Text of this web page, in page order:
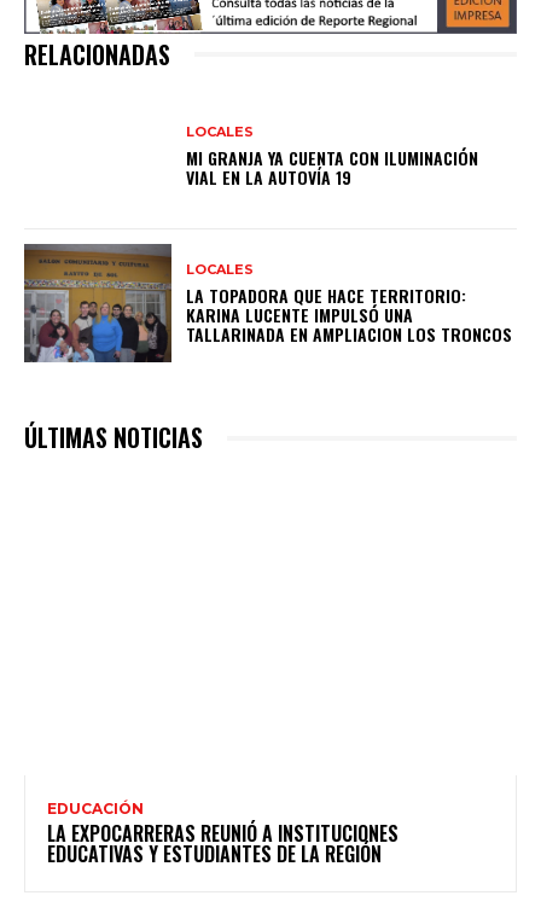
RELACIONADAS
LOCALES
MI GRANJA YA CUENTA CON ILUMINACIÓN
VIAL EN LA AUTOVÍA 19
LOCALES
LA TOPADORA QUE HACE TERRITORIO:
KARINA LUCENTE IMPULSÓ UNA
TALLARINADA EN AMPLIACION LOS TRONCOS
ÚLTIMAS NOTICIAS
EDUCACIÓN
LA EXPOCARRERAS REUNIÓ A INSTITUCIONES
EDUCATIVAS Y ESTUDIANTES DE LA REGIÓN